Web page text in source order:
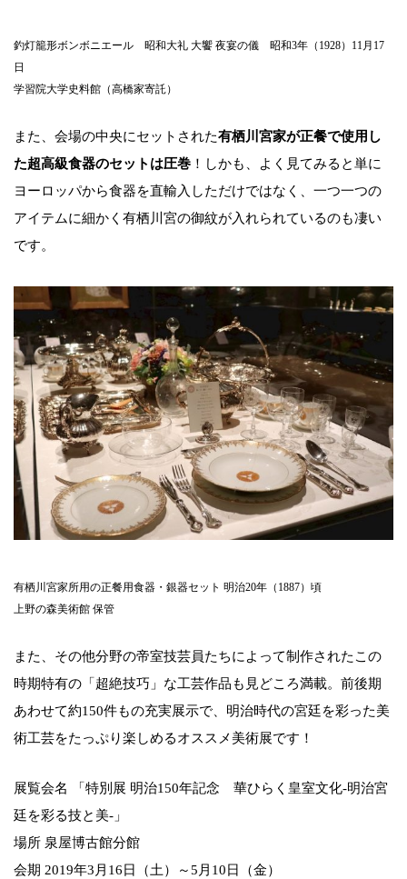
釣灯籠形ボンボニエール 昭和大礼 大饗 夜宴の儀 昭和3年（1928）11月17
日
学習院大学史料館（高橋家寄託）
また、会場の中央にセットされた有栖川宮家が正餐で使用し
た超高級食器のセットは圧巻 ！しかも、よく見てみると単に
ヨーロッパから食器を直輸入しただけではなく、一つ一つの
アイテムに細かく有栖川宮の御紋が入れられているのも凄い
です。
有栖川宮家所用の正餐用食器・銀器セット 明治20年（1887）頃
上野の森美術館 保管
また、その他分野の帝室技芸員たちによって制作されたこの
時期特有の「超絶技巧」な工芸作品も見どころ満載。前後期
あわせて約150件もの充実展示で、明治時代の宮廷を彩った美
術工芸をたっぷり楽しめるオススメ美術展です！
展覧会名 「特別展 明治150年記念 華ひらく皇室文化-明治宮
廷を彩る技と美-」
場所 泉屋博古館分館
会期 2019年3月16日（土）～5月10日（金）